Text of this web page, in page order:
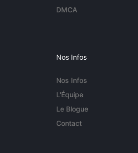
DMCA
Nos Infos
Nos Infos
L'Équipe
Le Blogue
Contact